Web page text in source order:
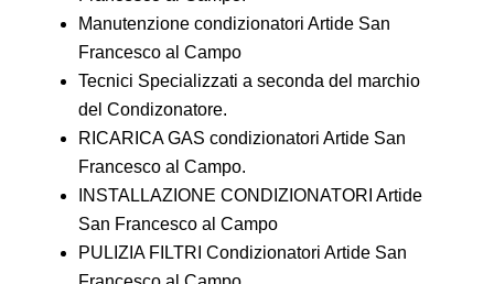
Manutenzione condizionatori Artide San
Francesco al Campo
Tecnici Specializzati a seconda del marchio
del Condizonatore.
RICARICA GAS condizionatori Artide San
Francesco al Campo.
INSTALLAZIONE CONDIZIONATORI Artide
San Francesco al Campo
PULIZIA FILTRI Condizionatori Artide San